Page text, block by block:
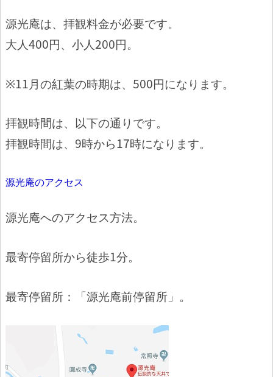
源光庵は、拝観料金が必要です。
大人400円、小人200円。
※11月の紅葉の時期は、500円になります。
拝観時間は、以下の通りです。
拝観時間は、9時から17時になります。
源光庵のアクセス
源光庵へのアクセス方法。
最寄停留所から徒歩1分。
最寄停留所：「源光庵前停留所」。